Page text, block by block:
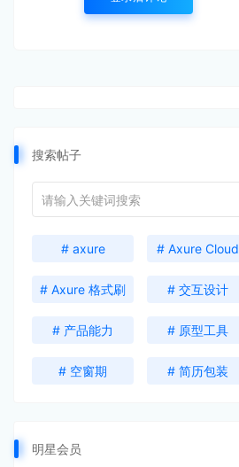
搜索帖子
# axure # Axure Cloud
# Axure 格式刷 # 交互设计
# 产品能力 # 原型工具
# 空窗期 # 简历包装
明星会员